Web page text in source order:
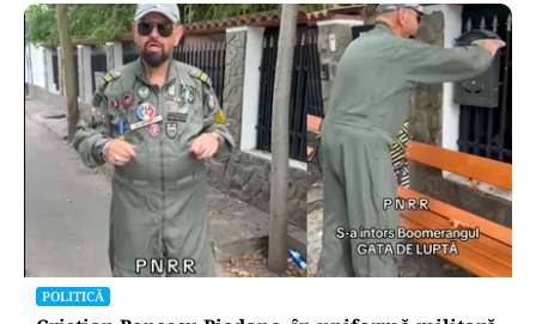
POLITICĂ